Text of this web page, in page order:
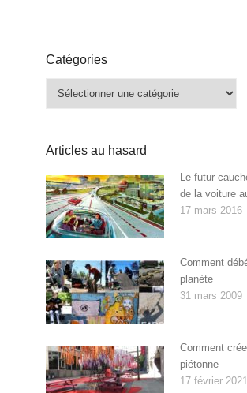
Catégories
Catégories
Articles au hasard
Le futur
de la voiture
17 mars 2016
Comment
planète
31 mars 2009
Comment
piétonne
17 février 2021